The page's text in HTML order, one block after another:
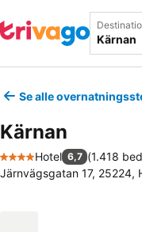
Se alle
Kärnan
4 Stjerner
Hotel 6,7 (1.418
Järnvägsgatan 17, 25224,